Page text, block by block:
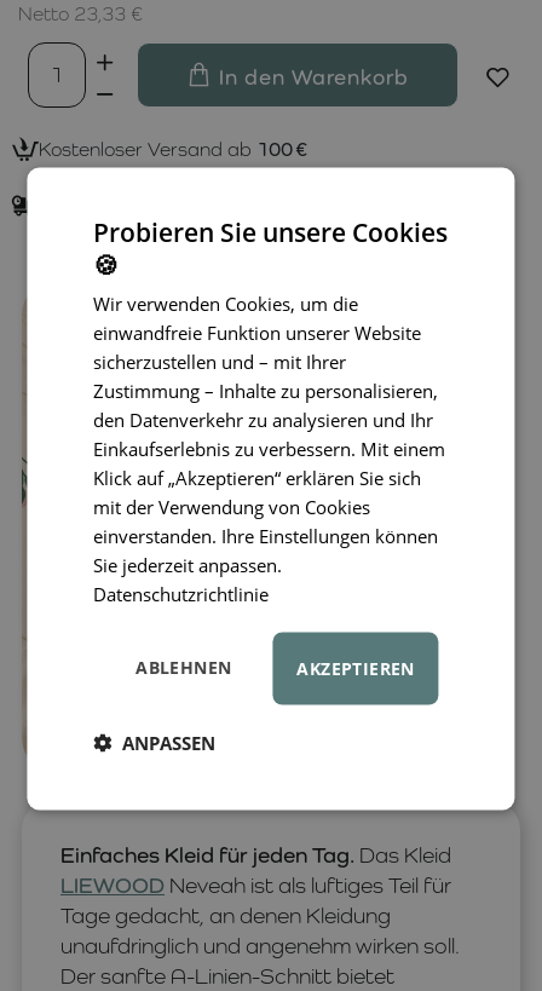
Netto 23,33 €
In den Warenkorb
Kostenloser Versand ab 100 €
Einfaches Kleid für jeden Tag. Das Kleid
LIEWOOD Neveah ist als luftiges Teil für
Tage gedacht, an denen Kleidung
unaufdringlich und angenehm wirken soll.
Der sanfte A-Linien-Schnitt bietet
Probieren Sie unsere Cookies
🍪
Wir verwenden Cookies, um die
einwandfreie Funktion unserer Website
sicherzustellen und – mit Ihrer
Zustimmung – Inhalte zu personalisieren,
den Datenverkehr zu analysieren und Ihr
Einkaufserlebnis zu verbessern. Mit einem
Klick auf „Akzeptieren“ erklären Sie sich
mit der Verwendung von Cookies
einverstanden. Ihre Einstellungen können
Sie jederzeit anpassen.
Datenschutzrichtlinie
AKZEPTIEREN
ABLEHNEN
ANPASSEN